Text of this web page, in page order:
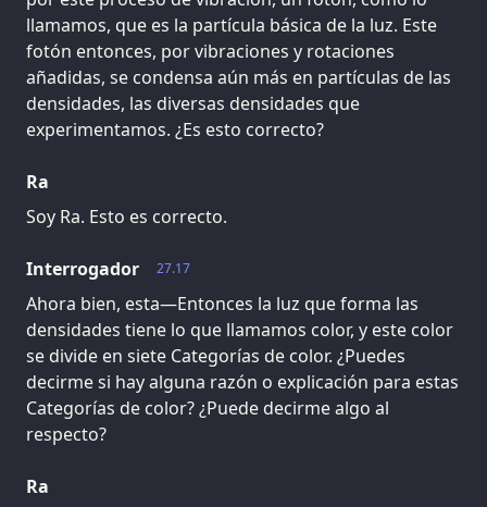
llamamos, que es la partícula básica de la luz. Este
fotón entonces, por vibraciones y rotaciones
añadidas, se condensa aún más en partículas de las
densidades, las diversas densidades que
experimentamos. ¿Es esto correcto?
Ra
Soy Ra. Esto es correcto.
27.17
Interrogador
Ahora bien, esta—Entonces la luz que forma las
densidades tiene lo que llamamos color, y este color
se divide en siete Categorías de color. ¿Puedes
decirme si hay alguna razón o explicación para estas
Categorías de color? ¿Puede decirme algo al
respecto?
Ra